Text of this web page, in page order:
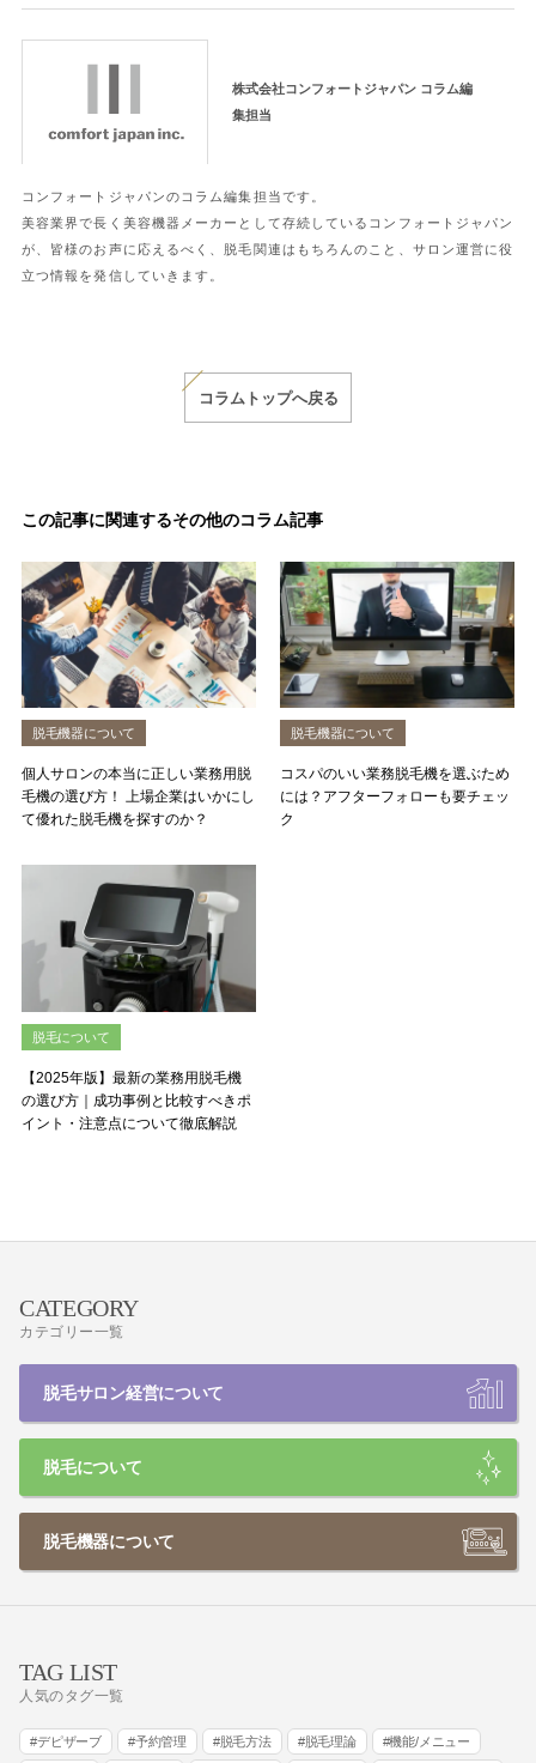
株式会社コンフォートジャパン コラム編
集担当
コンフォートジャパンのコラム編集担当です。
美容業界で長く美容機器メーカーとして存続しているコンフォートジャパン
が、皆様のお声に応えるべく、脱毛関連はもちろんのこと、サロン運営に役
立つ情報を発信していきます。
コラムトップへ戻る
この記事に関連するその他のコラム記事
脱毛機器について
個人サロンの本当に正しい業務用脱
毛機の選び方！ 上場企業はいかにし
て優れた脱毛機を探すのか？
脱毛機器について
コスパのいい業務脱毛機を選ぶため
には？アフターフォローも要チェッ
ク
脱毛について
【2025年版】最新の業務用脱毛機
の選び方｜成功事例と比較すべきポ
イント・注意点について徹底解説
CATEGORY
カテゴリー一覧
脱毛サロン経営について
脱毛について
脱毛機器について
TAG LIST
人気のタグ一覧
デピザーブ 予約管理 脱毛方法 脱毛理論 機能/メニュー